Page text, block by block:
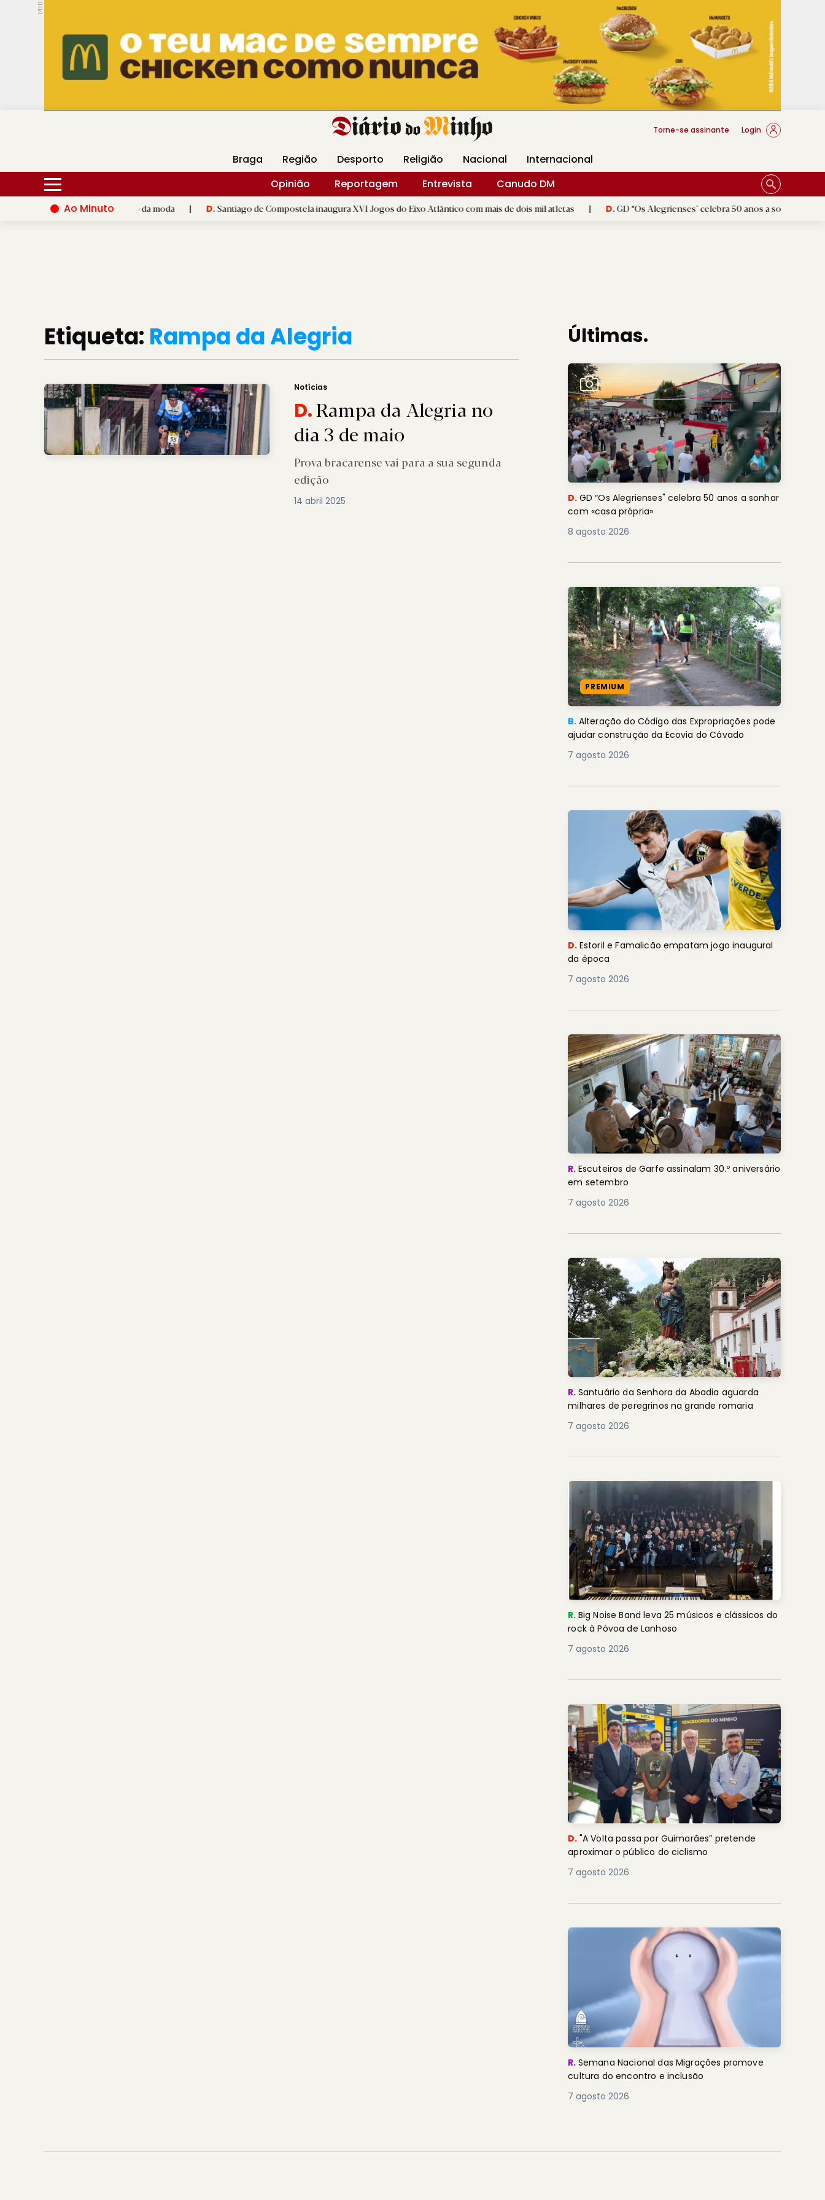
PUB.
Hoje 18ºC 29ºC DMtv Revista Minha Gráfica DM Livraria DM Arquidiocese Braga
Torne-se assinante Login
Braga Região Desporto Religião Nacional
Internacional
Opinião
Reportagem Entrevista
Canudo DM
Ao Minuto
inovação do mundo da moda | D.Santiago de Compostela inaugura XVI Jogos do Eixo Atlântico com mais de dois mil atletas | D.GD “Os Alegrienses" celebra 50 anos a sonhar com «casa
Etiqueta: Rampa da Alegria
Notícias
D.Rampa da Alegria no
dia 3 de maio
Prova bracarense vai para a sua segunda
edição
14 abril 2025
Últimas.
D. GD “Os Alegrienses" celebra 50 anos a sonhar
com «casa própria»
8 agosto 2026
PREMIUM
B. Alteração do Código das Expropriações pode
ajudar construção da Ecovia do Cávado
7 agosto 2026
D. Estoril e Famalicão empatam jogo inaugural
da época
7 agosto 2026
R. Escuteiros de Garfe assinalam 30.º aniversário
em setembro
7 agosto 2026
R. Santuário da Senhora da Abadia aguarda
milhares de peregrinos na grande romaria
7 agosto 2026
R. Big Noise Band leva 25 músicos e clássicos do
rock à Póvoa de Lanhoso
7 agosto 2026
D. "A Volta passa por Guimarães” pretende
aproximar o público do ciclismo
7 agosto 2026
R. Semana Nacional das Migrações promove
cultura do encontro e inclusão
7 agosto 2026